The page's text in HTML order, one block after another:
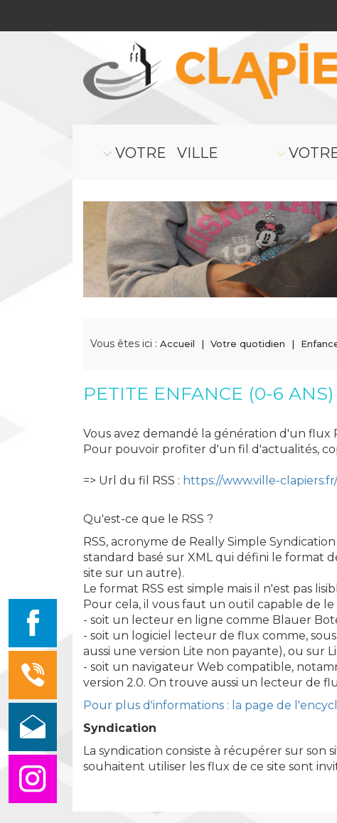
VOTRE VILLE
Vous êtes ici : Accueil Votre quotidien
PETITE ENFANCE (0-6 ANS)
Vous avez demandé la génération d'un flux
Pour pouvoir profiter d'un fil d'actualités,
=> Url du fil RSS : https://www.ville-
Qu'est-ce que le RSS ?
RSS, acronyme de Really Simple
standard basé sur XML qui défini le format
site sur un autre).
Le format RSS est simple mais il n'est pas
Pour cela, il vous faut un outil capable de le
- soit un lecteur en ligne comme Blauer
- soit un logiciel lecteur de flux comme,
aussi une version Lite non payante), ou sur
- soit un navigateur Web compatible,
version 2.0. On trouve aussi un lecteur de
Pour plus d'informations : la page de
Syndication
La syndication consiste à récupérer sur son
souhaitent utiliser les flux de ce site sont